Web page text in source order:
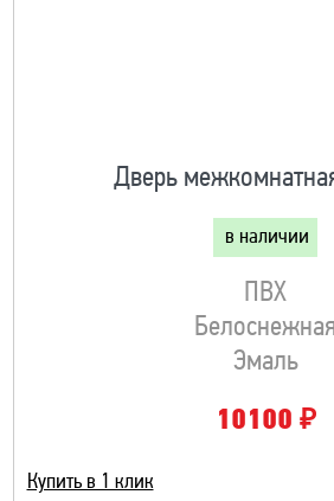
Дверь
в наличии
ПВХ
Эмаль
10100 ₽
Купить в 1 клик